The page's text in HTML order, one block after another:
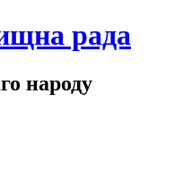
рада
народу